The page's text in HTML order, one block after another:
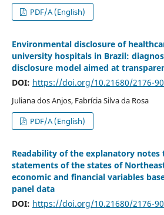
PDF/A (English)
Environmental disclosure of
university hospitals in Brazil:
disclosure model aimed at
DOI: https://doi.org/10.21680/2176-
Juliana dos Anjos, Fabrícia Silva da Rosa
PDF/A (English)
Readability of the explanatory
statements of the states of
economic and financial variables
panel data
DOI: https://doi.org/10.21680/2176-